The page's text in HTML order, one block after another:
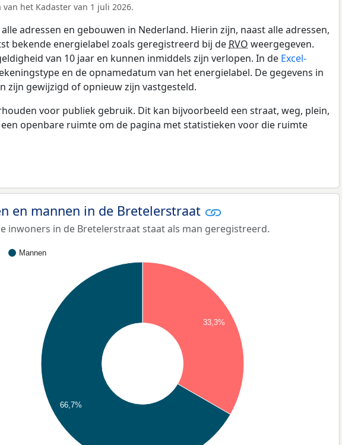
van het Kadaster van 1 juli 2026.
adressen en gebouwen in Nederland. Hierin zijn, naast alle adressen,
bekende energielabel zoals geregistreerd bij de RVO weergegeven.
van 10 jaar en kunnen inmiddels zijn verlopen. In de Excel-
en de opnamedatum van het energielabel. De gegevens in
zijn gewijzigd of opnieuw zijn vastgesteld.
voor publiek gebruik. Dit kan bijvoorbeeld een straat, weg, plein,
openbare ruimte om de pagina met statistieken voor die ruimte
en mannen in de Bretelerstraat
inwoners in de Bretelerstraat staat als man geregistreerd.
Mannen
33,3%
66,7%